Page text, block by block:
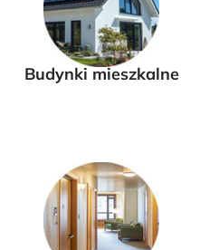
Budynki mieszkalne